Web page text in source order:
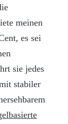
meinen
es sei
sie jedes
stabiler